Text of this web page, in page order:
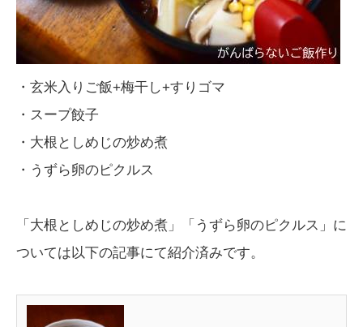
・玄米入りご飯+梅干し+すりゴマ
・スープ餃子
・大根としめじの炒め煮
・うずら卵のピクルス
「大根としめじの炒め煮」「うずら卵のピクルス」に
ついては以下の記事にて紹介済みです。